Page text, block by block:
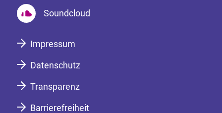
Soundcloud
Impressum
Datenschutz
Transparenz
Barrierefreiheit